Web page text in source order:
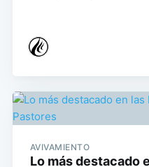
AVIVAMIENTO
Lo más destacado